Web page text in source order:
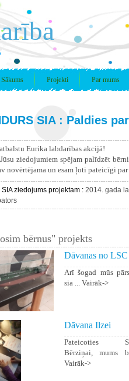
Sākums Projekti Par mums
SIA : Paldies
Eurika labdarības akcijā!
ziedojumiem spējam palīdzēt
novērtējama un esam ļoti pateicīgi
SIA ziedojums projektam : 2014. gada
bērnus" projekts
Dāvanas no LSC
Arī šogad mūs
sia ... Vairāk->
Dāvana Ilzei
Pateicoties
Bērziņai, mums
Vairāk->